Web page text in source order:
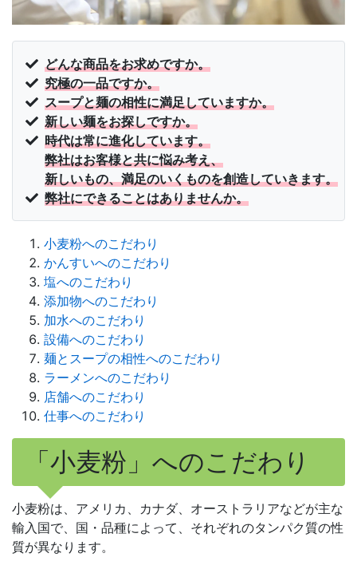
どんな商品をお求めですか。
究極の一品ですか。
スープと麺の相性に満足していますか。
新しい麺をお探しですか。
時代は常に進化しています。
弊社はお客様と共に悩み考え、
新しいもの、満足のいくものを創造していきます。
弊社にできることはありませんか。
小麦粉へのこだわり
かんすいへのこだわり
塩へのこだわり
添加物へのこだわり
加水へのこだわり
設備へのこだわり
麺とスープの相性へのこだわり
ラーメンへのこだわり
店舗へのこだわり
仕事へのこだわり
「小麦粉」へのこだわり
小麦粉は、アメリカ、カナダ、オーストラリアなどが主な
輸入国で、国・品種によって、それぞれのタンパク質の性
質が異なります。